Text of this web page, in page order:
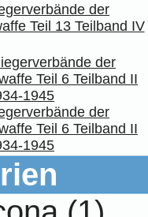
der
Teil 13 Teilband IV
der
Teil 6 Teilband II
1945